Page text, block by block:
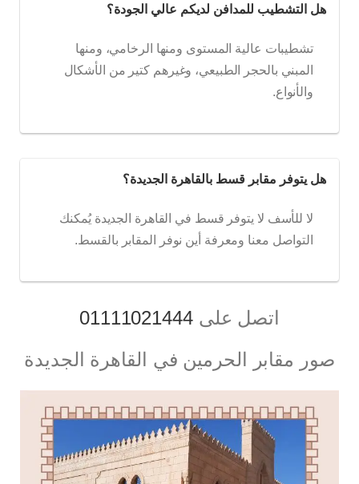
هل التشطيب للمدافن لديكم عالي الجودة؟
تشطيبات عالية المستوى ومنها الرخامي، ومنها
المبني بالحجر الطبيعي، وغيرهم كتير من الأشكال
والأنواع.
هل يتوفر مقابر قسط بالقاهرة الجديدة؟
لا للأسف لا يتوفر قسط في القاهرة الجديدة يُمكنك
التواصل معنا ومعرفة أين نوفر المقابر بالقسط.
اتصل على01111021444‬‏
صور مقابر الحرمين في القاهرة الجديدة